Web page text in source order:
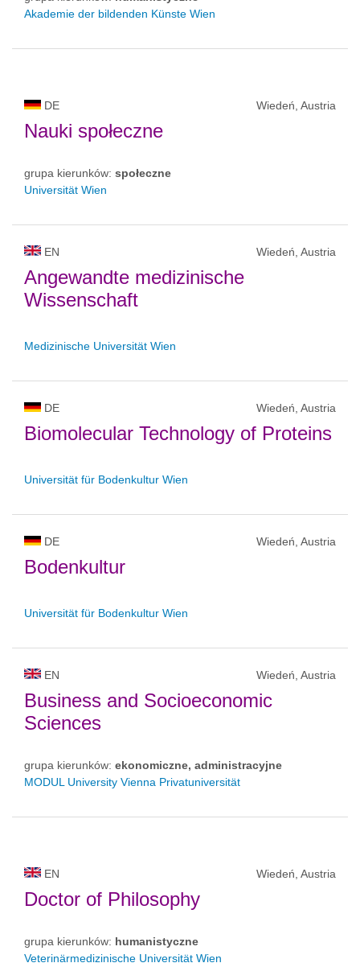
Akademie der bildenden Künste Wien
DE Wiedeń, Austria
Nauki społeczne
grupa kierunków: społeczne
Universität Wien
EN Wiedeń, Austria
Angewandte medizinische
Wissenschaft
Medizinische Universität Wien
DE Wiedeń, Austria
Biomolecular Technology of Proteins
Universität für Bodenkultur Wien
DE Wiedeń, Austria
Bodenkultur
Universität für Bodenkultur Wien
EN Wiedeń, Austria
Business and Socioeconomic
Sciences
grupa kierunków: ekonomiczne, administracyjne
MODUL University Vienna Privatuniversität
EN Wiedeń, Austria
Doctor of Philosophy
grupa kierunków: humanistyczne
Veterinärmedizinische Universität Wien